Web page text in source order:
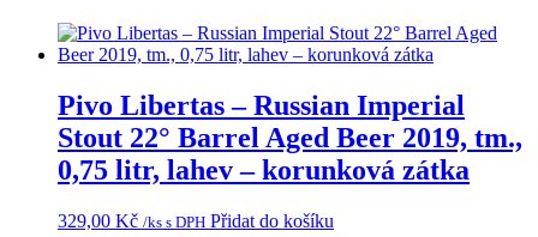
Pivo Libertas – Russian Imperial
Stout 22° Barrel Aged Beer 2019, tm.,
0,75 litr, lahev – korunková zátka
329,00 Kč /ks s DPH Přidat do košíku